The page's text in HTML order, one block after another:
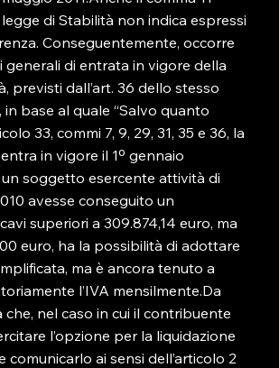
legge di Stabilità non indica espressi
Conseguentemente, occorre
generali di entrata in vigore della
previsti dall’art. 36 dello stesso
base al quale “Salvo quanto
33, commi 7, 9, 29, 31, 35 e 36, la
in vigore il 1º gennaio
un soggetto esercente attività di
avesse conseguito un
superiori a 309.874,14 euro, ma
euro, ha la possibilità di adottare
ma è ancora tenuto a
l’IVA mensilmente.Da
che, nel caso in cui il contribuente
l’opzione per la liquidazione
comunicarlo ai sensi dell’articolo 2